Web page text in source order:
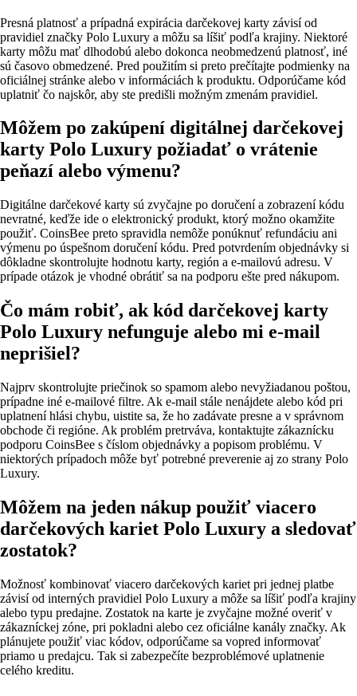
Presná platnosť a prípadná expirácia darčekovej karty závisí od
pravidiel značky Polo Luxury a môžu sa líšiť podľa krajiny. Niektoré
karty môžu mať dlhodobú alebo dokonca neobmedzenú platnosť, iné
sú časovo obmedzené. Pred použitím si preto prečítajte podmienky na
oficiálnej stránke alebo v informáciách k produktu. Odporúčame kód
uplatniť čo najskôr, aby ste predišli možným zmenám pravidiel.
Môžem po zakúpení digitálnej darčekovej
karty Polo Luxury požiadať o vrátenie
peňazí alebo výmenu?
Digitálne darčekové karty sú zvyčajne po doručení a zobrazení kódu
nevratné, keďže ide o elektronický produkt, ktorý možno okamžite
použiť. CoinsBee preto spravidla nemôže ponúknuť refundáciu ani
výmenu po úspešnom doručení kódu. Pred potvrdením objednávky si
dôkladne skontrolujte hodnotu karty, región a e‑mailovú adresu. V
prípade otázok je vhodné obrátiť sa na podporu ešte pred nákupom.
Čo mám robiť, ak kód darčekovej karty
Polo Luxury nefunguje alebo mi e‑mail
neprišiel?
Najprv skontrolujte priečinok so spamom alebo nevyžiadanou poštou,
prípadne iné e‑mailové filtre. Ak e‑mail stále nenájdete alebo kód pri
uplatnení hlási chybu, uistite sa, že ho zadávate presne a v správnom
obchode či regióne. Ak problém pretrváva, kontaktujte zákaznícku
podporu CoinsBee s číslom objednávky a popisom problému. V
niektorých prípadoch môže byť potrebné preverenie aj zo strany Polo
Luxury.
Môžem na jeden nákup použiť viacero
darčekových kariet Polo Luxury a sledovať
zostatok?
Možnosť kombinovať viacero darčekových kariet pri jednej platbe
závisí od interných pravidiel Polo Luxury a môže sa líšiť podľa krajiny
alebo typu predajne. Zostatok na karte je zvyčajne možné overiť v
zákazníckej zóne, pri pokladni alebo cez oficiálne kanály značky. Ak
plánujete použiť viac kódov, odporúčame sa vopred informovať
priamo u predajcu. Tak si zabezpečíte bezproblémové uplatnenie
celého kreditu.